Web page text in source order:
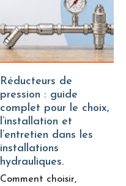
Réducteurs de
pression : guide
complet pour le choix,
l’installation et
l’entretien dans les
installations
hydrauliques.
Comment choisir,